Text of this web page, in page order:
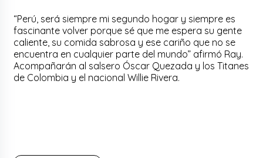
“Perú, será siempre mi segundo hogar y siempre es
fascinante volver porque sé que me espera su gente
caliente, su comida sabrosa y ese cariño que no se
encuentra en cualquier parte del mundo” afirmó Ray.
Acompañarán al salsero Óscar Quezada y los Titanes
de Colombia y el nacional Willie Rivera.